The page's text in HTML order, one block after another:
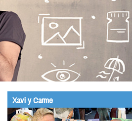
Xavi y Carme